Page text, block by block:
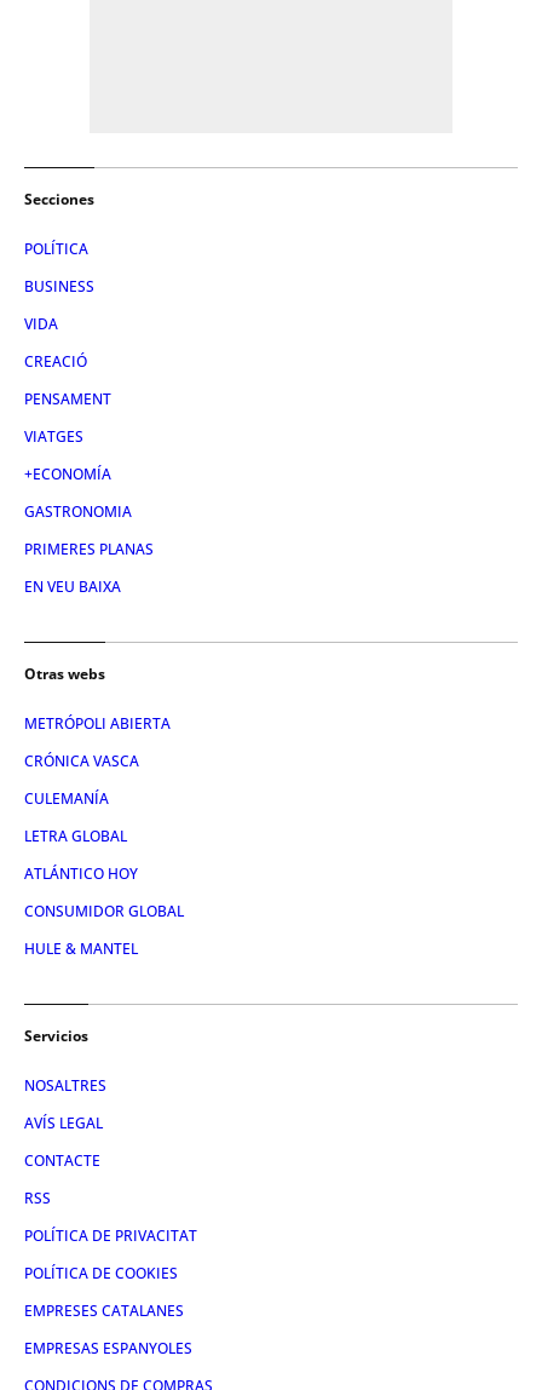
Secciones
POLÍTICA
BUSINESS
VIDA
CREACIÓ
PENSAMENT
VIATGES
+ECONOMÍA
GASTRONOMIA
PRIMERES PLANAS
EN VEU BAIXA
Otras webs
METRÓPOLI ABIERTA
CRÓNICA VASCA
CULEMANÍA
LETRA GLOBAL
ATLÁNTICO HOY
CONSUMIDOR GLOBAL
HULE & MANTEL
Servicios
NOSALTRES
AVÍS LEGAL
CONTACTE
RSS
POLÍTICA DE PRIVACITAT
POLÍTICA DE COOKIES
EMPRESES CATALANES
EMPRESAS ESPANYOLES